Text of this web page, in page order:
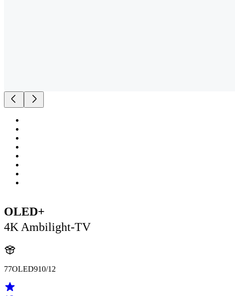
OLED+
4K Ambilight-TV
77OLED910/12